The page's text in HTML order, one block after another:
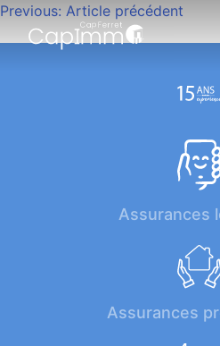
Navigation
de
Previous: Article précédent
Assurances
Assurances